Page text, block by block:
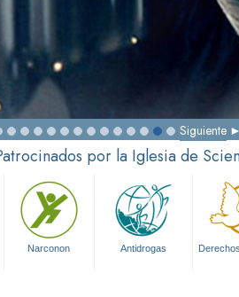
Siguiente
por la Iglesia de
Narconon Antidrogas